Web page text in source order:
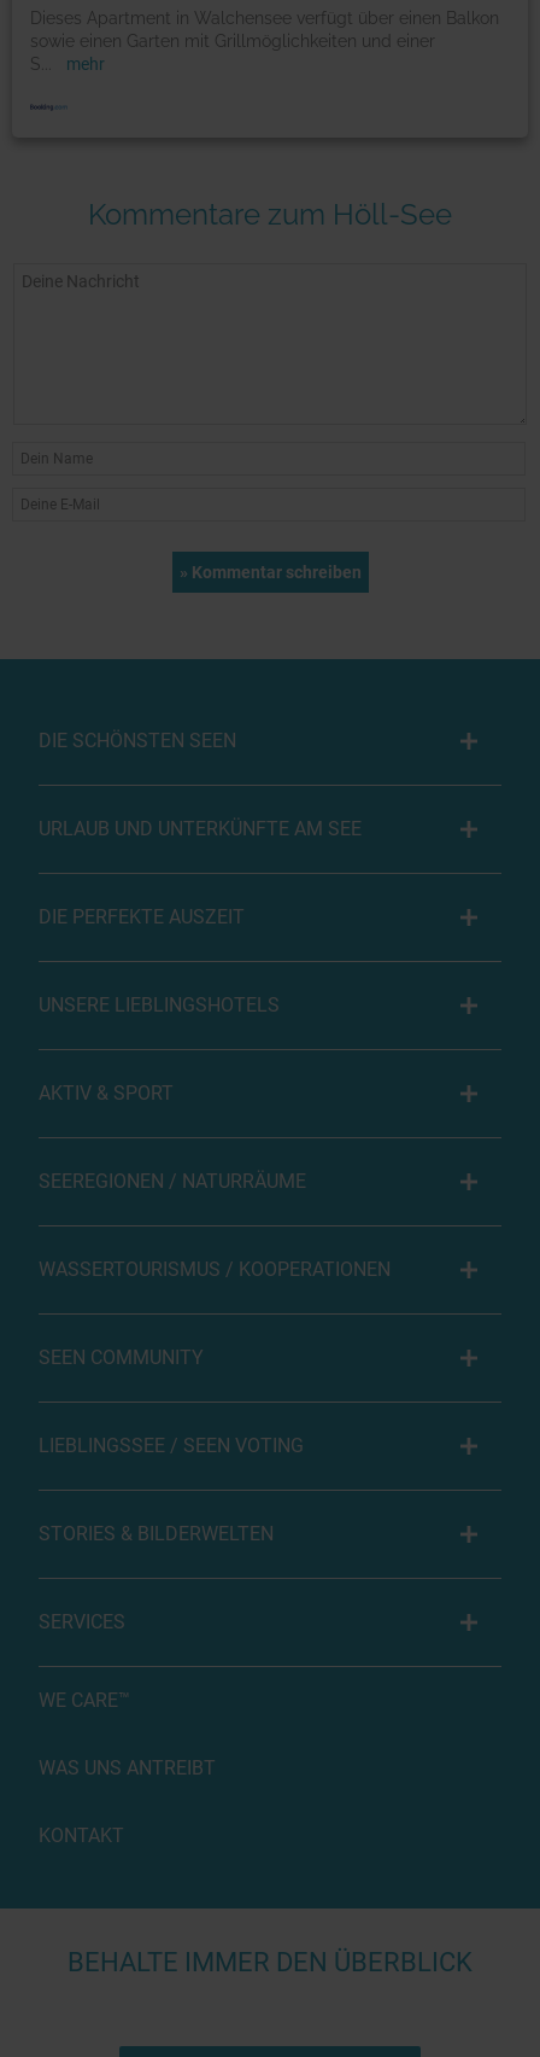
Dieses Apartment in Walchensee verfügt über einen Balkon
sowie einen Garten mit Grillmöglichkeiten und einer
S
mehr
Kommentare zum Höll-See
DIE SCHÖNSTEN SEEN
URLAUB UND UNTERKÜNFTE AM SEE
DIE PERFEKTE AUSZEIT
UNSERE LIEBLINGSHOTELS
AKTIV & SPORT
SEEREGIONEN / NATURRÄUME
WASSERTOURISMUS / KOOPERATIONEN
SEEN COMMUNITY
LIEBLINGSSEE / SEEN VOTING
STORIES & BILDERWELTEN
SERVICES
WE CARE™
WAS UNS ANTREIBT
KONTAKT
BEHALTE IMMER DEN ÜBERBLICK